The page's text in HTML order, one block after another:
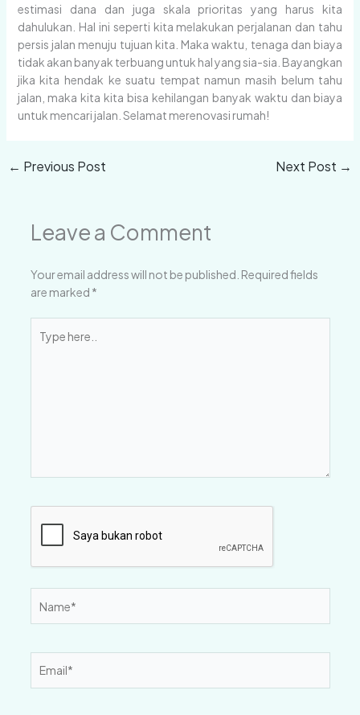
estimasi dana dan juga skala prioritas yang harus kita
dahulukan. Hal ini seperti kita melakukan perjalanan dan tahu
persis jalan menuju tujuan kita. Maka waktu, tenaga dan biaya
tidak akan banyak terbuang untuk hal yang sia-sia. Bayangkan
jika kita hendak ke suatu tempat namun masih belum tahu
jalan, maka kita kita bisa kehilangan banyak waktu dan biaya
untuk mencari jalan. Selamat merenovasi rumah!
← Previous Post Next Post →
Leave a Comment
Your email address will not be published. Required fields
are marked *
here..